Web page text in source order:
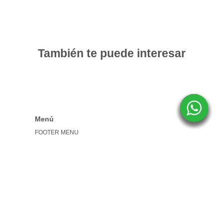
También te puede interesar
Menú
FOOTER MENU